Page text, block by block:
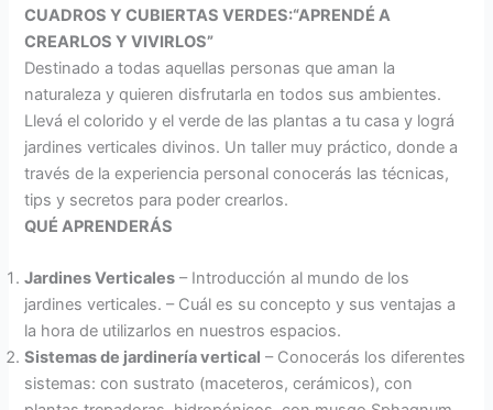
CUADROS Y CUBIERTAS VERDES:“APRENDÉ A
CREARLOS Y VIVIRLOS”
Destinado a todas aquellas personas que aman la
naturaleza y quieren disfrutarla en todos sus ambientes.
Llevá el colorido y el verde de las plantas a tu casa y lográ
jardines verticales divinos. Un taller muy práctico, donde a
través de la experiencia personal conocerás las técnicas,
tips y secretos para poder crearlos.
QUÉ APRENDERÁS
Jardines Verticales – Introducción al mundo de los
jardines verticales. – Cuál es su concepto y sus ventajas a
la hora de utilizarlos en nuestros espacios.
Sistemas de jardinería vertical – Conocerás los diferentes
sistemas: con sustrato (maceteros, cerámicos), con